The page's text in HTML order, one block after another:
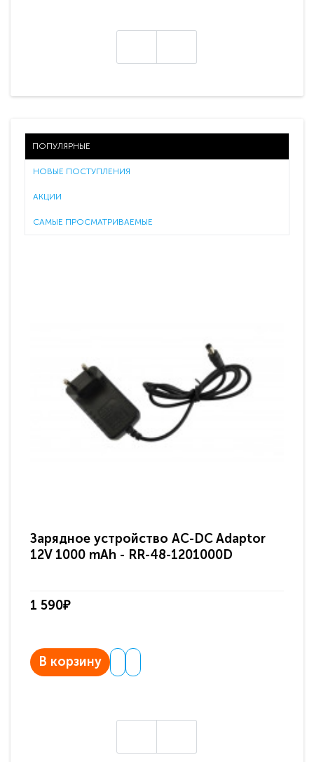
ПОПУЛЯРНЫЕ
НОВЫЕ ПОСТУПЛЕНИЯ
АКЦИИ
САМЫЕ ПРОСМАТРИВАЕМЫЕ
Зарядное устройство AC-DC Adaptor
12V 1000 mAh - RR-48-1201000D
1 590₽
В корзину